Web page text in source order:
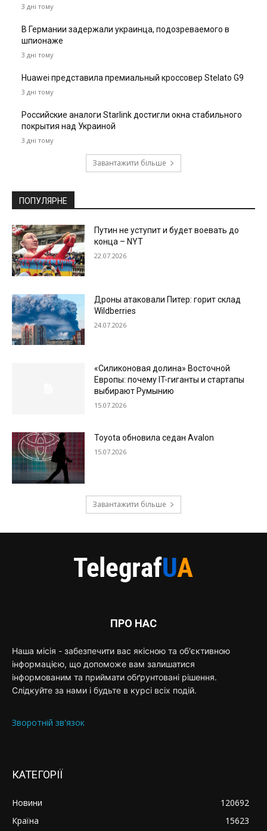
3 дні тому
В Германии задержали украинца, подозреваемого в
шпионаже
3 дні тому
Huawei представила премиальный кроссовер Stelato G9
3 дні тому
Российские аналоги Starlink достигли окна стабильного
покрытия над Украиной
3 дні тому
Завантажити більше
ПОПУЛЯРНЕ
Путин не уступит и будет воевать до
конца – NYT
22.07.2026
Дроны атаковали Питер: горит склад
Wildberries
24.07.2026
«Силиконовая долина» Восточной
Европы: почему IT-гиганты и стартапы
выбирают Румынию
15.07.2026
Toyota обновила седан Avalon
15.07.2026
Завантажити більше
ПРО НАС
Наша місія - забезпечити вас якісною та об'єктивною
інформацією, що допоможе вам залишатися
інформованим та приймати обґрунтовані рішення.
Слідкуйте за нами і будьте в курсі всіх подій.
Зворотній зв'язок
КАТЕГОРІЇ
Новини
120692
Країна
15623